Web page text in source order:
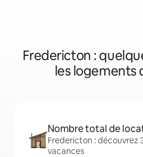
Fredericton :
les logements
Nombre total de
Fredericton : découvrez
vacances